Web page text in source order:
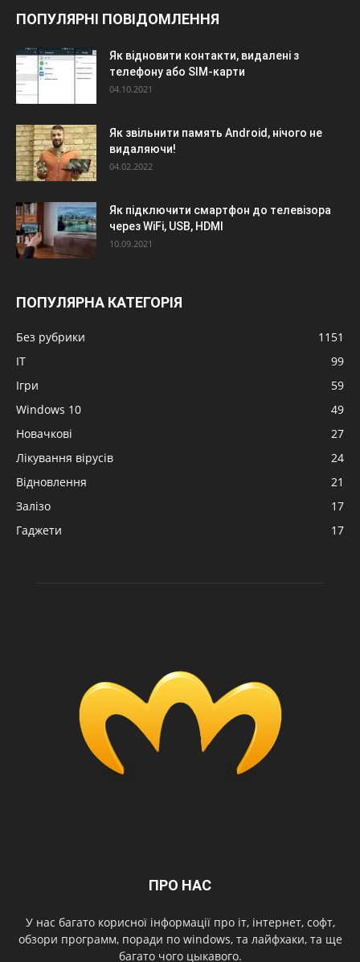
ПОПУЛЯРНІ ПОВІДОМЛЕННЯ
Як відновити контакти, видалені з
телефону або SIM-карти
04.10.2021
Як звільнити память Android, нічого не
видаляючи!
04.02.2022
Як підключити смартфон до телевізора
через WiFi, USB, HDMI
10.09.2021
ПОПУЛЯРНА КАТЕГОРІЯ
Без рубрики
1151
IT
99
Ігри
59
Windows 10
49
Новачкові
27
Лікування вірусів
24
Відновлення
21
Залізо
17
Гаджети
17
ПРО НАС
У нас багато корисної інформації про іт, інтернет, софт,
обзори программ, поради по windows, та лайфхаки, та ще
багато чого цыкавого.